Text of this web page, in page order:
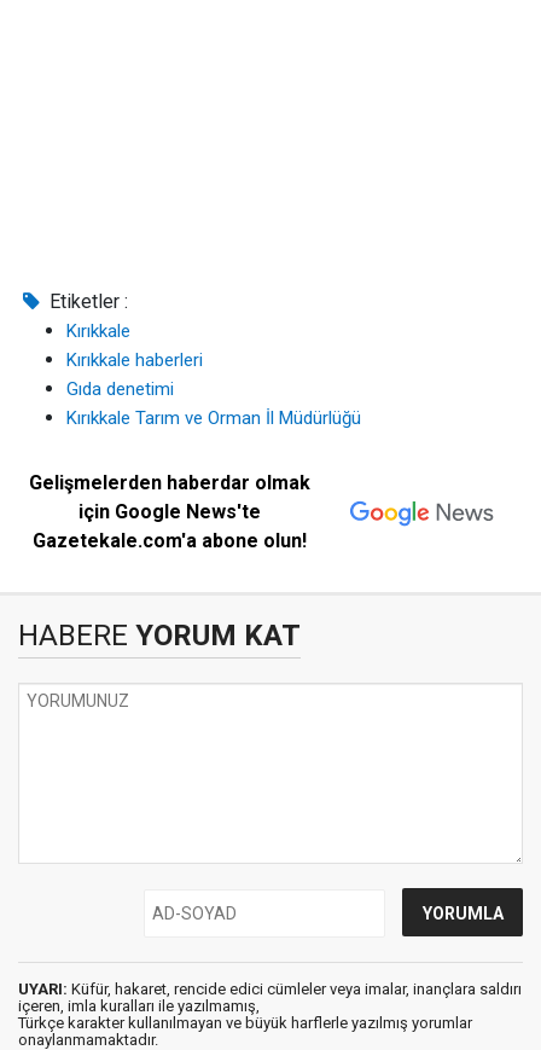
Etiketler :
Kırıkkale
Kırıkkale haberleri
Gıda denetimi
Kırıkkale Tarım ve Orman İl Müdürlüğü
Gelişmelerden haberdar olmak
için Google News'te
Gazetekale.com'a abone olun!
HABERE YORUM KAT
UYARI: Küfür, hakaret, rencide edici cümleler veya imalar, inançlara saldırı
içeren, imla kuralları ile yazılmamış,
Türkçe karakter kullanılmayan ve büyük harflerle yazılmış yorumlar
onaylanmamaktadır.